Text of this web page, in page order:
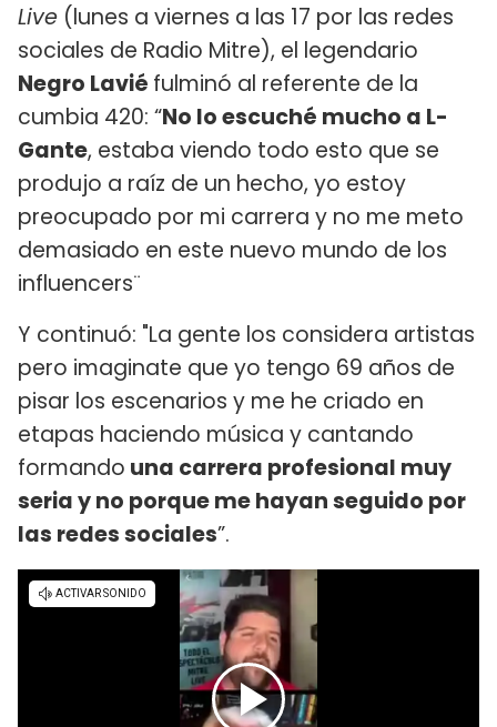
Live (lunes a viernes a las 17 por las redes
sociales de Radio Mitre), el legendario
Negro Lavié fulminó al referente de la
cumbia 420: “No lo escuché mucho a L-
Gante, estaba viendo todo esto que se
produjo a raíz de un hecho, yo estoy
preocupado por mi carrera y no me meto
demasiado en este nuevo mundo de los
influencers¨
Y continuó: "La gente los considera artistas
pero imaginate que yo tengo 69 años de
pisar los escenarios y me he criado en
etapas haciendo música y cantando
formando una carrera profesional muy
seria y no porque me hayan seguido por
las redes sociales”.